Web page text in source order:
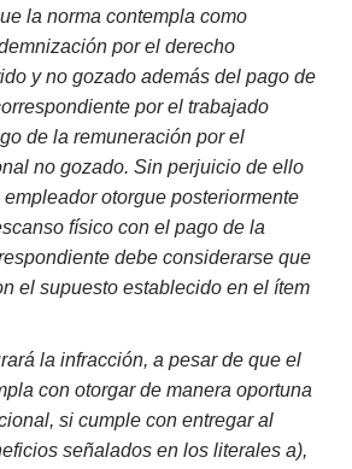
la norma contempla como
por el derecho
y no gozado además del pago de
por el trabajado
de la remuneración por el
no gozado. Sin perjuicio de ello
otorgue posteriormente
físico con el pago de la
debe considerarse que
el supuesto establecido en el ítem
la infracción, a pesar de que el
con otorgar de manera oportuna
si cumple con entregar al
señalados en los literales a),